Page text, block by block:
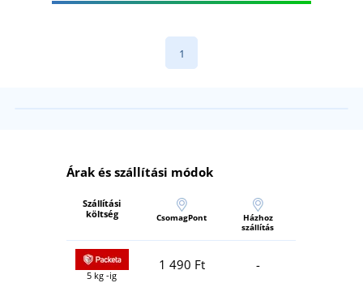
1
Árak és szállítási módok
Szállítási
költség
CsomagPont
Házhoz
szállítás
5 kg -ig
1 490 Ft -